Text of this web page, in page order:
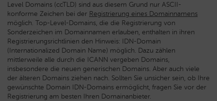
Level Domains (ccTLD) sind aus diesem Grund nur ASCII-
konforme Zeichen bei der Registrierung eines Domainnamens
möglich. Top-Level-Domains, die die Registrierung von
Sonderzeichen im Domainnamen erlauben, enthalten in ihren
Registrierungsrichtlinien den Hinweis: IDN-Domain
(Internationalized Domain Name) möglich. Dazu zählen
mittlerweile alle durch die ICANN vergeben Domains,
insbesondere die neuen generischen Domains. Aber auch viele
der älteren Domains ziehen nach. Sollten Sie unsicher sein, ob Ihre
gewünschte Domain IDN-Domains ermöglicht, fragen Sie vor der
Registrierung am besten Ihren Domainanbieter.